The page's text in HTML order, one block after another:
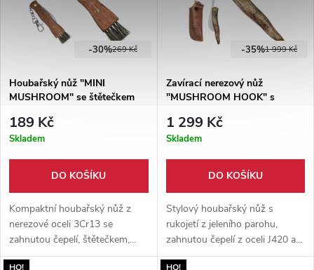
269 Kč
-30%
Houbařský nůž "MINI
MUSHROOM" se štětečkem
189 Kč
Skladem
DO KOŠÍKU
Kompaktní houbařský nůž z
nerezové oceli 3Cr13 se
zahnutou čepelí, štětečkem,
měrkou a karabinkou pro
1 999 Kč
-35%
Zavírací nerezový nůž
"MUSHROOM HOOK" s
1 299 Kč
Skladem
DO KOŠÍKU
Stylový houbařský nůž s
rukojetí z jeleního parohu,
zahnutou čepelí z oceli J420 a
koženým pouzdrem s poutkem
HQ! HQ!